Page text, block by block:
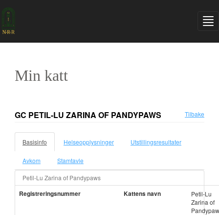
Min katt
GC PETIL-LU ZARINA OF PANDYPAWS Tilbake
Basisinfo Helseopplysninger Utstillingsresultater
Avkom Stamtavle
Petil-Lu Zarina of Pandypaws
Registreringsnummer Kattens navn
Petil-Lu
Zarina of